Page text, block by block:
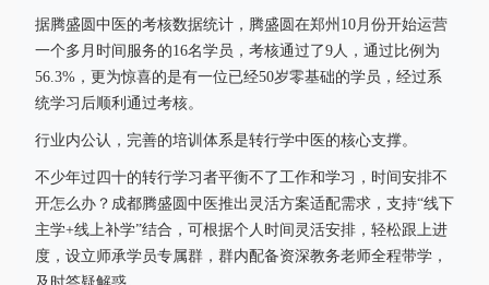
据腾盛圆中医的考核数据统计，腾盛圆在郑州10月份开始运营
一个多月时间服务的16名学员，考核通过了9人，通过比例为
56.3%，更为惊喜的是有一位已经50岁零基础的学员，经过系
统学习后顺利通过考核。
行业内公认，完善的培训体系是转行学中医的核心支撑。
不少年过四十的转行学习者平衡不了工作和学习，时间安排不
开怎么办？成都腾盛圆中医推出灵活方案适配需求，支持“线下
主学+线上补学”结合，可根据个人时间灵活安排，轻松跟上进
度，设立师承学员专属群，群内配备资深教务老师全程带学，